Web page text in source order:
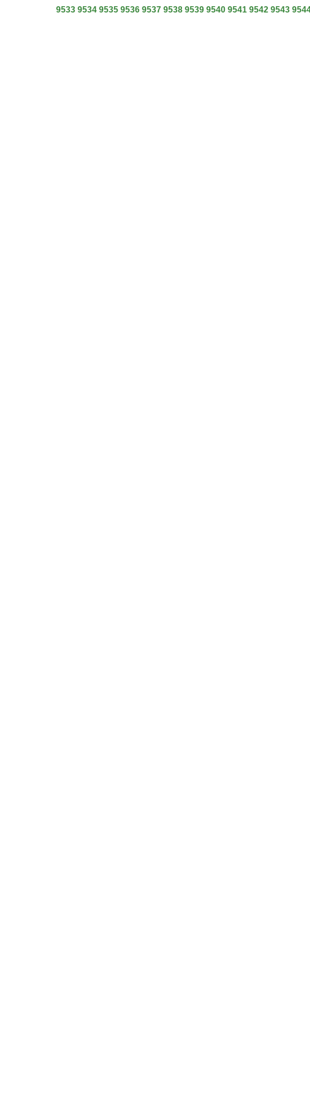
9533 9534 9535 9536 9537 9538 9539 9540 9541 9542 9543